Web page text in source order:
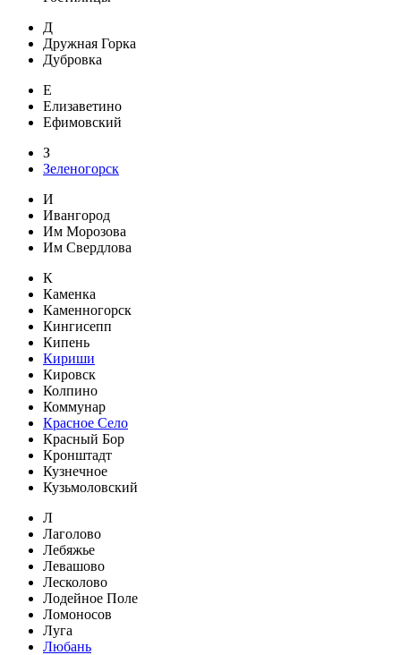
Д
Дружная Горка
Дубровка
Е
Елизаветино
Ефимовский
З
Зеленогорск
И
Ивангород
Им Морозова
Им Свердлова
К
Каменка
Каменногорск
Кингисепп
Кипень
Кириши
Кировск
Колпино
Коммунар
Красное Село
Красный Бор
Кронштадт
Кузнечное
Кузьмоловский
Л
Лаголово
Лебяжье
Левашово
Лесколово
Лодейное Поле
Ломоносов
Луга
Любань